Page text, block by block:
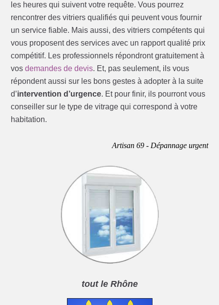
les heures qui suivent votre requête. Vous pourrez
rencontrer des vitriers qualifiés qui peuvent vous fournir
un service fiable. Mais aussi, des vitriers compétents qui
vous proposent des services avec un rapport qualité prix
compétitif. Les professionnels répondront gratuitement à
vosdemandes de devis. Et, pas seulement, ils vous
répondent aussi sur les bons gestes à adopter à la suite
d’intervention d’urgence. Et pour finir, ils pourront vous
conseiller sur le type de vitrage qui correspond à votre
habitation.
Artisan 69 - Dépannage urgent
tout le Rhône